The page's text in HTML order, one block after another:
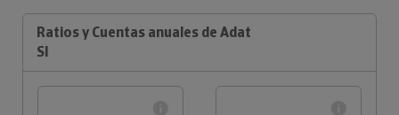
Ratios y Cuentas anuales de Adat
Sl